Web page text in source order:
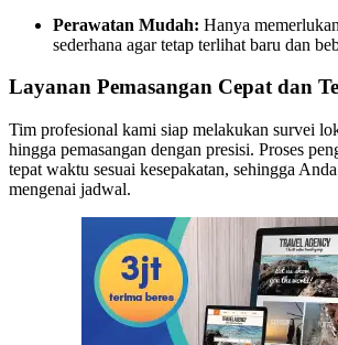
Perawatan Mudah: Hanya
sederhana agar tetap terlihat baru dan
Layanan Pemasangan Cepat dan
Tim profesional kami siap melakukan survei
hingga pemasangan dengan presisi. Proses
tepat waktu sesuai kesepakatan, sehingga
mengenai jadwal.